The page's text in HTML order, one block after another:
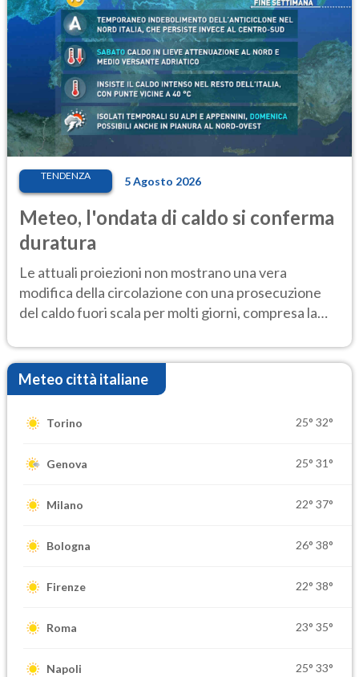
TENDENZA 5 Agosto 2026
Meteo, l'ondata di caldo si conferma
duratura
Le attuali proiezioni non mostrano una vera
modifica della circolazione con una prosecuzione
del caldo fuori scala per molti giorni, compresa la
Meteo città italiane
Torino 25° 32°
Genova 25° 31°
Milano 22° 37°
Bologna 26° 38°
Firenze 22° 38°
Roma 23° 35°
Napoli 25° 33°